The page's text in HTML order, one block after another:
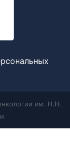
им. Н.Н.